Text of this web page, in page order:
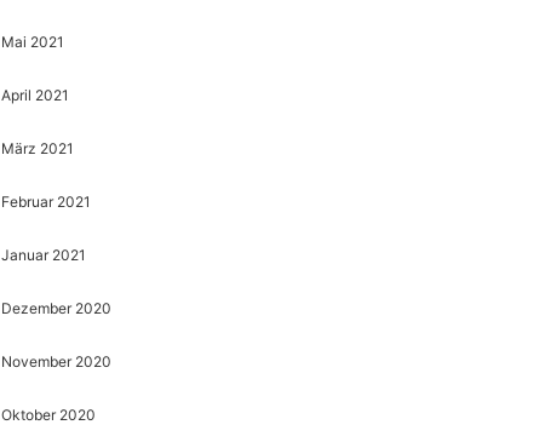
Mai 2021
April 2021
März 2021
Februar 2021
Januar 2021
Dezember 2020
November 2020
Oktober 2020